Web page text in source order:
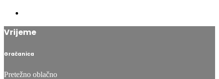
Vrijeme
Gračanica
Pretežno oblačno